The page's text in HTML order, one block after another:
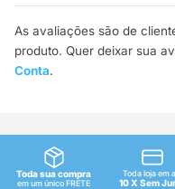
As avaliações são de
produto. Quer deixar sua
Conta.
Toda sua compra
em um único FRETE
Toda loja em
10 X Sem